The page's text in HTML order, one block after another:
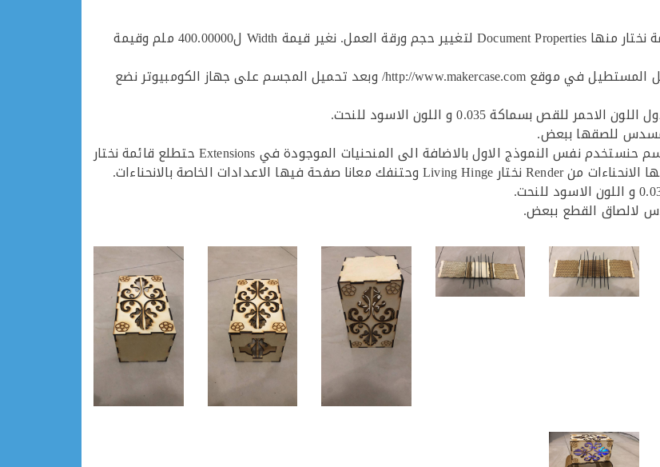
1- بعد تشغيل برنامج Inkscape نضغط على File حتنزلنا قائمة نختار منها Document Properties لتغيير حجم ورقة العمل. نغير قيمة Width ل400.00000 ملم وقيمة
2- نبدا النموذج الاول الي هوا مجسم الي في الاعلى نعمل المستطيل في موقع http://www.makercase.com/ وبعد تحميل المجسم على جهاز الكومبيوتر نضع
5- نبدا نسوي النموذج الثاني وهوا القاعده السفلية للمجسم حنستخدم نفس النموذج الاول بالاضافة الى المنحنيات الموجودة في Extensions حتطلع قائمة نختار